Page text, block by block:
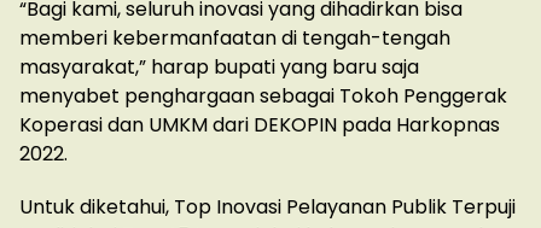
“Bagi kami, seluruh inovasi yang dihadirkan bisa
memberi kebermanfaatan di tengah-tengah
masyarakat,” harap bupati yang baru saja
menyabet penghargaan sebagai Tokoh Penggerak
Koperasi dan UMKM dari DEKOPIN pada Harkopnas
2022.
Untuk diketahui, Top Inovasi Pelayanan Publik Terpuji